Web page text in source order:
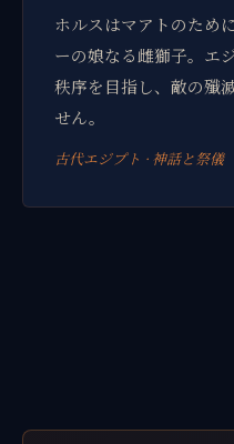
ホルスはマアトのため
ーの娘なる雌獅子。エ
秩序を目指し、敵の殲
せん。
古代エジプト · 神話と祭儀